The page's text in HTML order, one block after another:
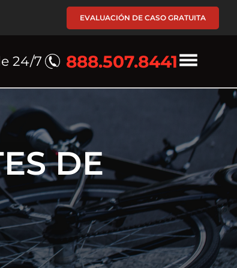
EVALUACIÓN DE CASO GRATUITA
24/7 888.507.8441
DE